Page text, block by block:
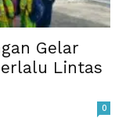
Gelar
Lintas
0